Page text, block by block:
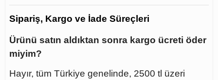
Sipariş, Kargo ve İade Süreçleri
Ürünü satın aldıktan sonra kargo ücreti öder
miyim?
Hayır, tüm Türkiye genelinde, 2500 tl üzeri